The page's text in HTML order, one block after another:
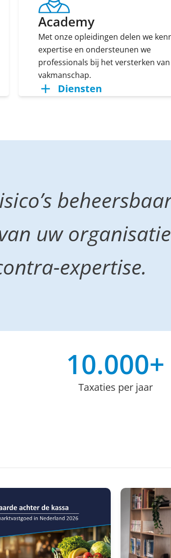
Academy
Met onze opleidingen delen we
expertise en ondersteunen we
professionals bij het versterken
vakmanschap.
Diensten
uw
expertise.
10.000+
Taxaties per jaar